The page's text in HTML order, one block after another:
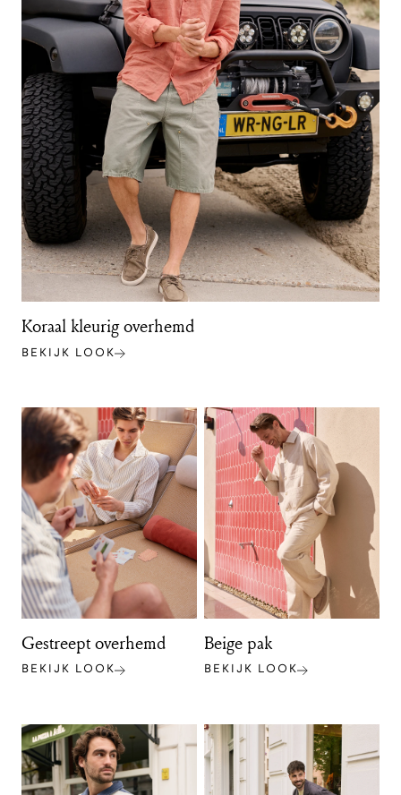
Koraal kleurig overhemd
BEKIJK LOOK
Gestreept overhemd
BEKIJK LOOK
Beige pak
BEKIJK LOOK